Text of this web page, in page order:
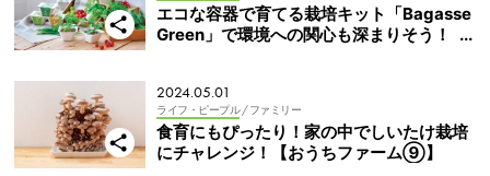
エコな容器で育てる栽培キット「Bagasse
Green」で環境への関心も深まりそう！
2024.05.01
ライフ・ピープル / ファミリー
食育にもぴったり！家の中でしいたけ栽培
にチャレンジ！【おうちファーム⑨】